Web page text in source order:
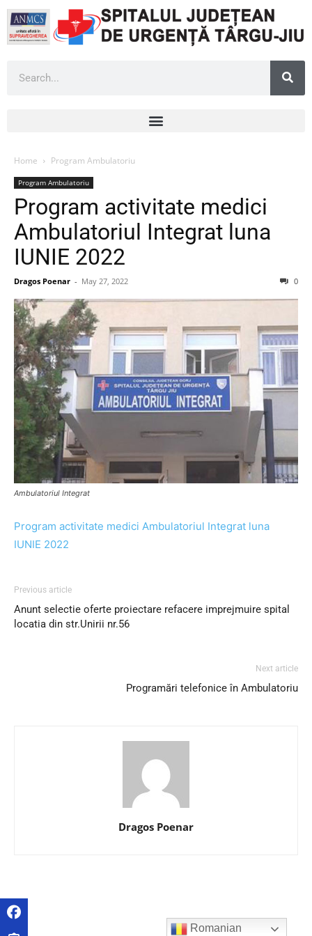
Home Program Ambulatoriu
Program Ambulatoriu
Program activitate medici
Ambulatoriul Integrat luna
IUNIE 2022
Dragos Poenar - May 27, 2022 0
Ambulatoriul Integrat
Program activitate medici Ambulatoriul Integrat luna
IUNIE 2022
Previous article
Anunt selectie oferte proiectare refacere imprejmuire spital
locatia din str.Unirii nr.56
Next article
Programări telefonice în Ambulatoriu
Dragos Poenar
Romanian